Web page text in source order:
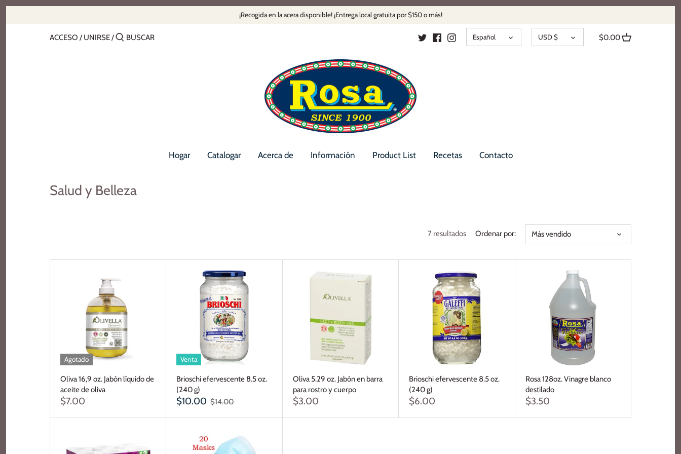
saltar
¡Recogida en la acera disponible! ¡Entrega local gratuita por $150 o más!
ACCESO / UNIRSE/ IDIOMA
Español DIVISA
USD $ $0.00
Hogar Catalogar Acerca de Información Product List Recetas Contacto
Salud y Belleza
7 resultados Ordenar por: Más vendido
Agotado
Oliva 16,9 oz. Jabón líquido de
aceite de oliva
$7.00
Venta
Brioschi efervescente 8.5 oz.
(240 g)
$10.00 $14.00
Oliva 5.29 oz. Jabón en barra
para rostro y cuerpo
$3.00
Brioschi efervescente 8.5 oz.
(240 g)
$6.00
Rosa 128oz. Vinagre blanco
destilado
$3.50